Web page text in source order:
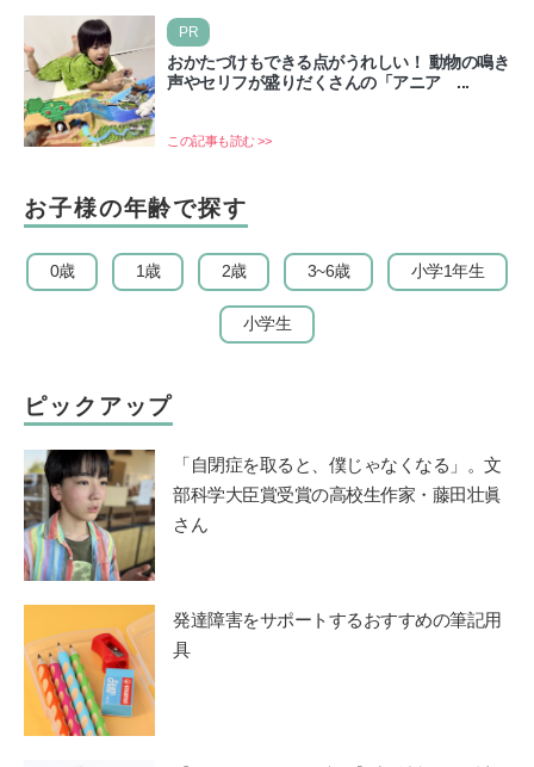
PR
おかたづけもできる点がうれしい！ 動物の鳴き
声やセリフが盛りだくさんの「アニア ...
この記事も読む >>
お子様の年齢で探す
0歳 1歳 2歳 3~6歳 小学1年生
小学生
ピックアップ
「自閉症を取ると、僕じゃなくなる」。文
部科学大臣賞受賞の高校生作家・藤田壮眞
さん
発達障害をサポートするおすすめの筆記用
具